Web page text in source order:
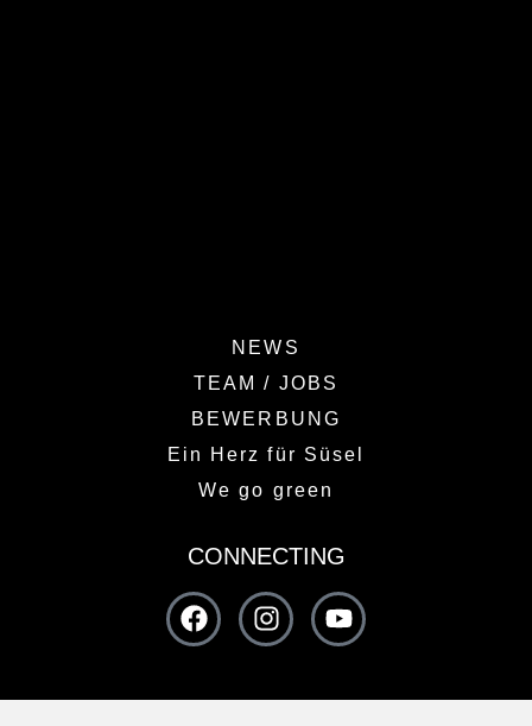
NEWS
TEAM / JOBS
BEWERBUNG
Ein Herz für Süsel
We go green
CONNECTING